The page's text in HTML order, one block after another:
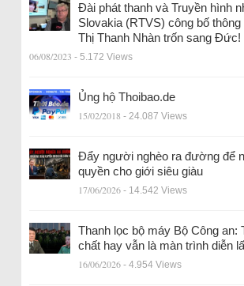
Đài phát thanh và Truyền hình
Slovakia (RTVS) công bố
Thị Thanh Nhàn trốn sang Đức!
06/08/2023 - 5.172 Views
Ủng hộ Thoibao.de
15/02/2018 - 24.087 Views
Đẩy người nghèo ra đường để
quyền cho giới siêu giàu
17/06/2026 - 14.542 Views
Thanh lọc bộ máy Bộ Công an:
chất hay vẫn là màn trình diễn
16/06/2026 - 4.954 Views